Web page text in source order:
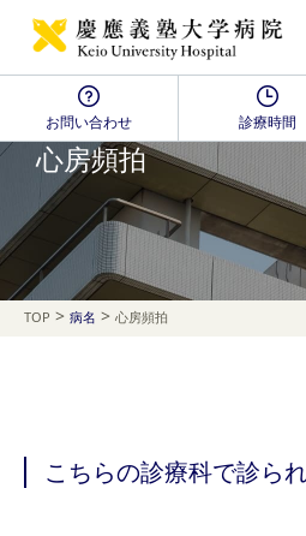
お問い合わせ 診療時間
Disease Name Search
心房頻拍
TOP > 病名 > 心房頻拍
こちらの診療科で診ら